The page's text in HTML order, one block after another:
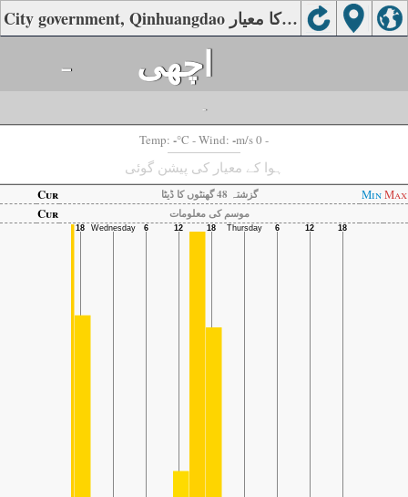
City government, Qinhuangdao کی ہوا کا معیار
- اچھی
-
Temp: -°C - Wind: -m/s 0 -
ہوا کے معیار کی پیشن گوئی
Cur گزشتہ 48 گھنٹوں کا ڈیٹا MinMax
Cur
موسم کی معلومات